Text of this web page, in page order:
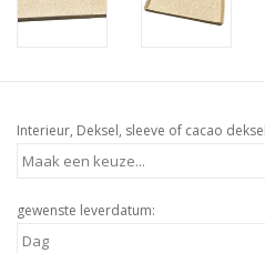
Interieur, Deksel, sleeve of cacao
gewenste leverdatum: